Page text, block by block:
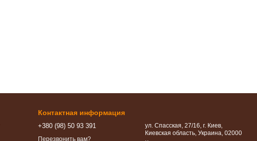
Контактная информация
+380 (98) 50 93 391
Перезвонить вам?
ул. Спасская, 27/16, г. Киев,
Киевская область, Украина, 02000